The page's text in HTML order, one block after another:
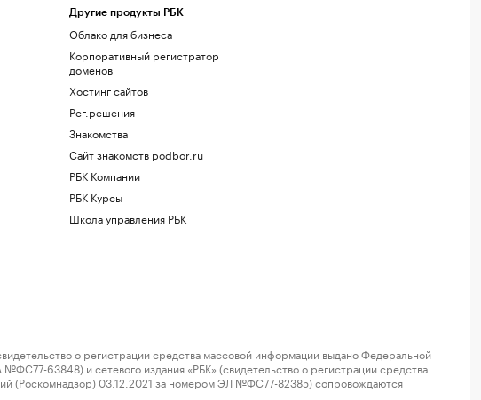
Другие продукты РБК
Облако для бизнеса
Корпоративный регистратор
доменов
Хостинг сайтов
Рег.решения
Знакомства
Сайт знакомств podbor.ru
РБК Компании
РБК Курсы
Школа управления РБК
о регистрации средства массовой информации выдано Федеральной
63848) и сетевого издания «РБК» (свидетельство о регистрации средства
(Роскомнадзор) 03.12.2021 за номером ЭЛ №ФС77-82385) сопровождаются